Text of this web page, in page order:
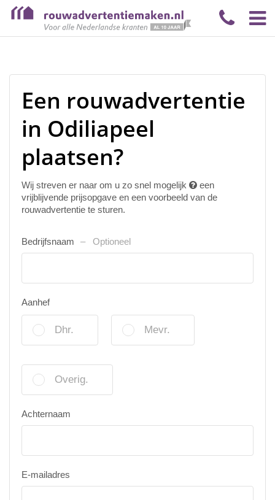
Een rouwadvertentie
in Odiliapeel
plaatsen?
Wij streven er naar om u zo snel mogelijk
een
vrijblijvende prijsopgave en een voorbeeld van de
rouwadvertentie te sturen.
Bedrijfsnaam Optioneel
Aanhef
Dhr. Mevr.
Overig.
Achternaam
E-mailadres